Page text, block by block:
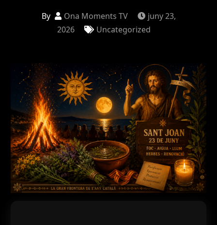
By Ona Moments TV
juny 23,
2026
Uncategorized